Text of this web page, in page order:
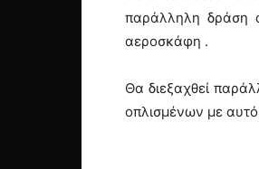
παράλληλη δράση
αεροσκάφη .
Θα διεξαχθεί
οπλισμένων με